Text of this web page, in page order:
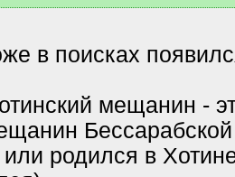
в поисках
мещанин -
Бессарабской
родился в